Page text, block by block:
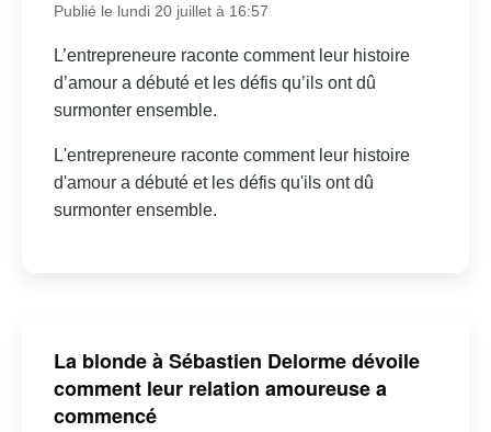
Publié le lundi 20 juillet à 16:57
L’entrepreneure raconte comment leur histoire
d’amour a débuté et les défis qu’ils ont dû
surmonter ensemble.
L'entrepreneure raconte comment leur histoire
d'amour a débuté et les défis qu'ils ont dû
surmonter ensemble.
La blonde à Sébastien Delorme dévoile
comment leur relation amoureuse a
commencé